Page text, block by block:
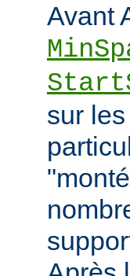
Avant
sur